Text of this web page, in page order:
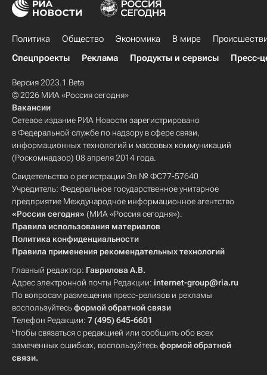
Политика Общество Экономика В мире
Спецпроекты
Реклама Продукты и сервисы Пресс-
Версия 2023.1 Beta
© 2026 МИА «Россия сегодня»
Вакансии
Сетевое издание РИА Новости зарегистрировано
в Федеральной службе по надзору в сфере связи,
информационных технологий и массовых коммуникаций
(Роскомнадзор) 08 апреля 2014 года.
Свидетельство о регистрации Эл № ФС77-57640
Учредитель: Федеральное государственное унитарное
предприятие Международное информационное агентство
«Россия сегодня» (МИА «Россия сегодня»).
Правила использования материалов
Политика конфиденциальности
Правила применения рекомендательных технологий
Главный редактор: Гаврилова А.В.
Адрес электронной почты Редакции: internet-group@ria.ru
По вопросам размещения пресс-релизов и рекламы
воспользуйтесьформой обратной связи
Телефон Редакции: 7 (495) 645-6601
Чтобы связаться с редакцией или сообщить обо всех
замеченных ошибках, воспользуйтесьформой обратной
связи.